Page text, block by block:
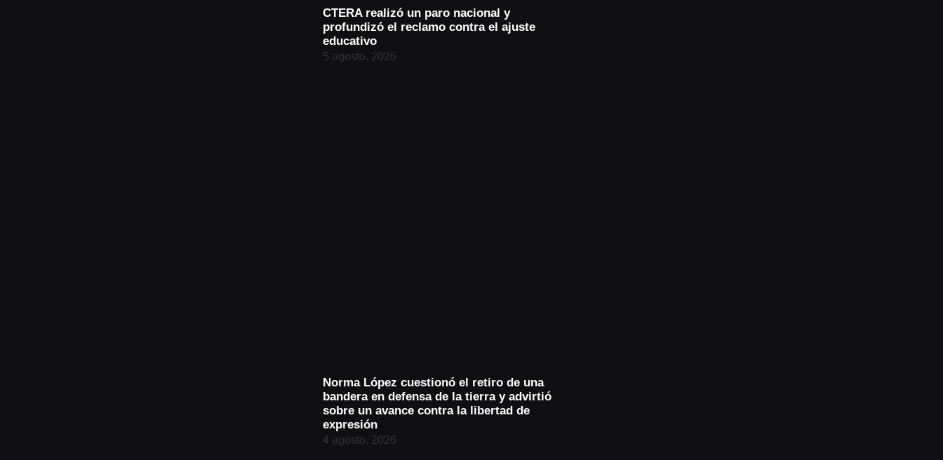
CTERA realizó un paro nacional y
profundizó el reclamo contra el ajuste
educativo
5 agosto, 2026
Norma López cuestionó el retiro de una
bandera en defensa de la tierra y advirtió
sobre un avance contra la libertad de
expresión
4 agosto, 2026